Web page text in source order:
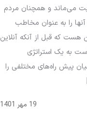
می‌ماند و همچنان مردم
را به عنوان مخاطب
که قبل از آنکه آنلاین
به یک استراتژی
پیش راه‌های مختلفی را
19 مهر 1401